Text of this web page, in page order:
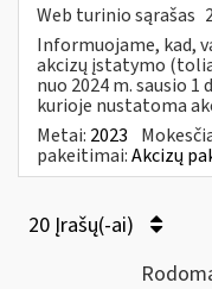
Web turinio sąrašas
Informuojame, kad,
akcizų įstatymo
nuo 2024 m. sausio 1
kurioje nustatoma
Metai: 2023
pakeitimai:Akcizų
20 Įrašų(-ai)